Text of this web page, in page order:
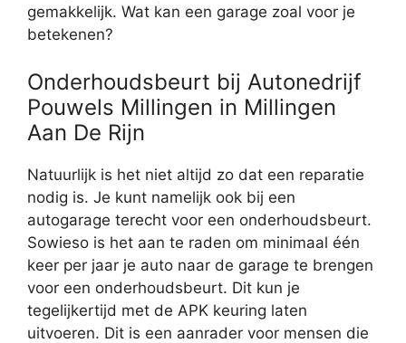
gemakkelijk. Wat kan een garage zoal voor je
betekenen?
Onderhoudsbeurt bij Autonedrijf
Pouwels Millingen in Millingen
Aan De Rijn
Natuurlijk is het niet altijd zo dat een reparatie
nodig is. Je kunt namelijk ook bij een
autogarage terecht voor een onderhoudsbeurt.
Sowieso is het aan te raden om minimaal één
keer per jaar je auto naar de garage te brengen
voor een onderhoudsbeurt. Dit kun je
tegelijkertijd met de APK keuring laten
uitvoeren. Dit is een aanrader voor mensen die